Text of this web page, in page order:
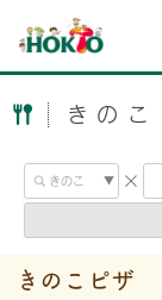
きの
きのこピザ